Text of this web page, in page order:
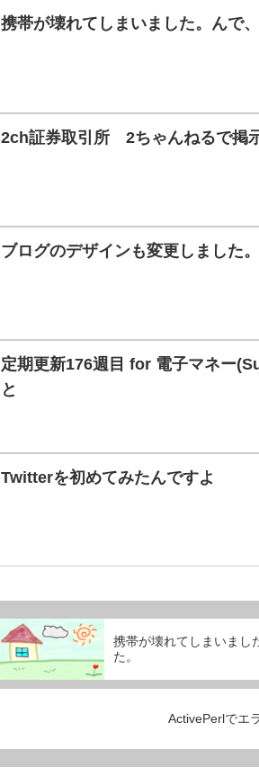
携帯が壊れてしまいました。んで
2ch証券取引所 2ちゃんねるで掲
ブログのデザインも変更しました。
定期更新176週目 for 電子マネー
と
Twitterを初めてみたんですよ
携帯が壊れてしまいまし
た。
ActivePerlでエ